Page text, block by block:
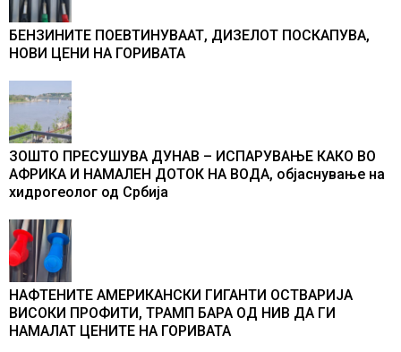
БЕНЗИНИТЕ ПОЕВТИНУВААТ, ДИЗЕЛОТ ПОСКАПУВА,
НОВИ ЦЕНИ НА ГОРИВАТА
ЗОШТО ПРЕСУШУВА ДУНАВ – ИСПАРУВАЊЕ КАКО ВО
АФРИКА И НАМАЛЕН ДОТОК НА ВОДА, објаснување на
хидрогеолог од Србија
НАФТЕНИТЕ АМЕРИКАНСКИ ГИГАНТИ ОСТВАРИЈА
ВИСОКИ ПРОФИТИ, ТРАМП БАРА ОД НИВ ДА ГИ
НАМАЛАТ ЦЕНИТЕ НА ГОРИВАТА